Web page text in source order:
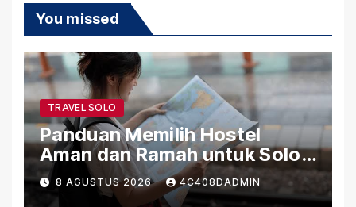
You missed
TRAVEL SOLO
Panduan Memilih Hostel
Aman dan Ramah untuk Solo
Traveler
8 AGUSTUS 2026 4C408DADMIN